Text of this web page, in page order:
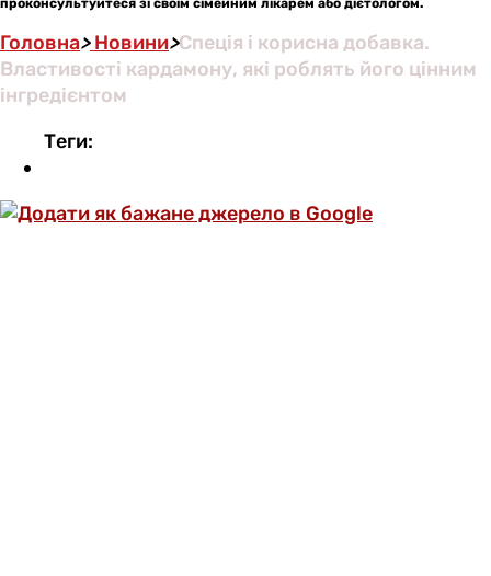
проконсультуйтеся зі своїм сімейним лікарем або дієтологом.
Головна>Новини>Спеція і корисна добавка.
Властивості кардамону, які роблять його цінним
інгредієнтом
Теги: